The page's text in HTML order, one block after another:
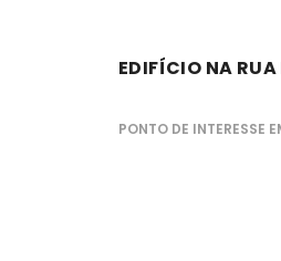
EDIFÍCIO NA
PONTO DE INTERESSE